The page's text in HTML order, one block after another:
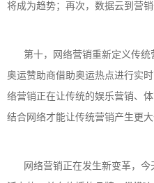
将成为趋势；再次，数据云到营销
第十，网络营销重新定义传统
奥运赞助商借助奥运热点进行实
络营销正在让传统的娱乐营销、
结合网络才能让传统营销产生更大
网络营销正在发生新变革，今